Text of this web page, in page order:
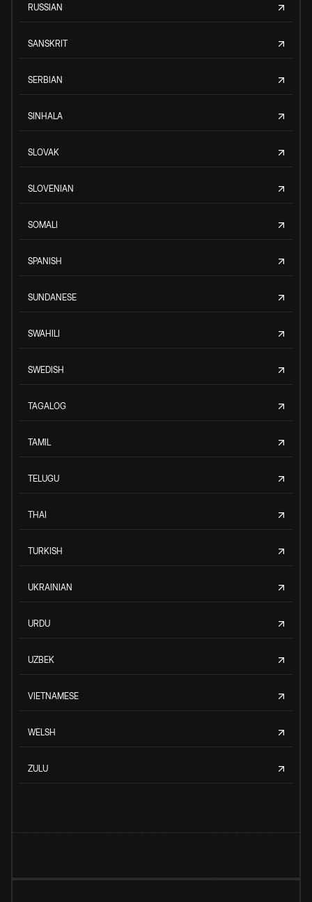
RUSSIAN
SANSKRIT
SERBIAN
SINHALA
SLOVAK
SLOVENIAN
SOMALI
SPANISH
SUNDANESE
SWAHILI
SWEDISH
TAGALOG
TAMIL
TELUGU
THAI
TURKISH
UKRAINIAN
URDU
UZBEK
VIETNAMESE
WELSH
ZULU